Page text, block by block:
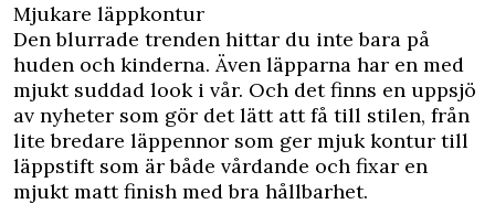
Mjukare läppkontur
Den blurrade trenden hittar du inte bara på
huden och kinderna. Även läpparna har en med
mjukt suddad look i vår. Och det finns en uppsjö
av nyheter som gör det lätt att få till stilen, från
lite bredare läppennor som ger mjuk kontur till
läppstift som är både vårdande och fixar en
mjukt matt finish med bra hållbarhet.